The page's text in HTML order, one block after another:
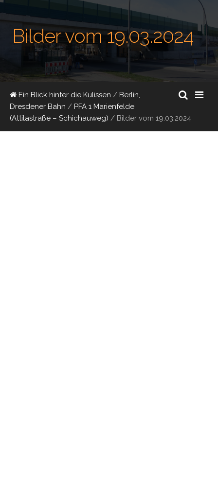
Bilder vom 19.03.2024
Ein Blick hinter die Kulissen / Berlin,
Dresdener Bahn / PFA 1 Marienfelde
(Attilastraße – Schichauweg) / Bilder vom 19.03.2024